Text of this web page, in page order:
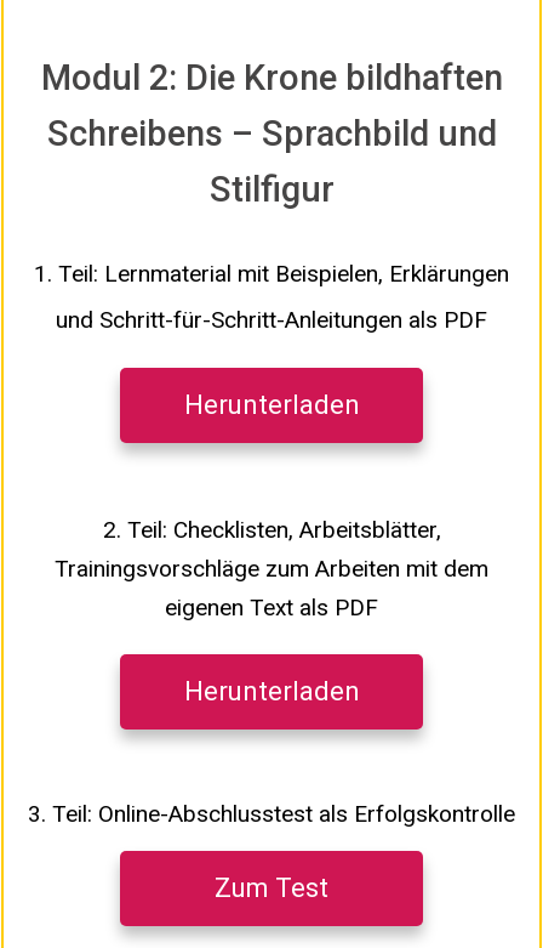
Modul 2: Die Krone bildhaften
Schreibens – Sprachbild und
Stilfigur
1. Teil: Lernmaterial mit Beispielen, Erklärungen
und Schritt-für-Schritt-Anleitungen als PDF
Herunterladen
2. Teil: Checklisten, Arbeitsblätter,
Trainingsvorschläge zum Arbeiten mit dem
eigenen Text als PDF
Herunterladen
3. Teil: Online-Abschlusstest als Erfolgskontrolle
Zum Test